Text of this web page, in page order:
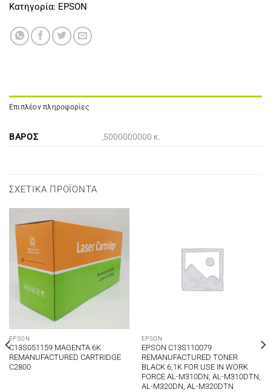
Κατηγορία: EPSON
Επιπλέον πληροφορίες
ΒΆΡΟΣ ,5000000000 κ.
ΣΧΕΤΙΚΆ ΠΡΟΪΌΝΤΑ
EPSON
C13S051159 MAGENTA 6K
REMANUFACTURED CARTRIDGE
C2800
EPSON
EPSON C13S110079
REMANUFACTURED TONER
BLACK 6,1K FOR USE IN WORK
FORCE AL-M310DN, AL-M310DTN,
AL-M320DN, AL-M320DTN